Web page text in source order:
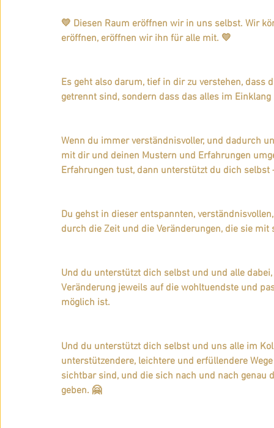
💛 Diesen Raum eröffnen wir in uns selbst. Wir
eröffnen, eröffnen wir ihn für alle mit. 💛
Es geht also darum, tief in dir zu verstehen,
getrennt sind, sondern dass das alles im
Wenn du immer verständnisvoller, und dadurch
mit dir und deinen Mustern und Erfahrungen
Erfahrungen tust, dann unterstützt du dich selbst
Du gehst in dieser entspannten,
durch die Zeit und die Veränderungen, die sie mit
Und du unterstützt dich selbst und und alle
Veränderung jeweils auf die wohltuendste und
möglich ist.
Und du unterstützt dich selbst und uns alle im
unterstützendere, leichtere und erfüllendere
sichtbar sind, und die sich nach und nach
geben. 🤗